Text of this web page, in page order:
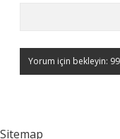
Sitemap